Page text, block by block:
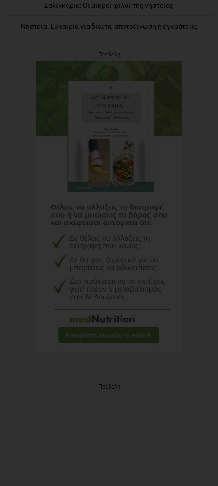
Σαλιγκάρια: Οι μικροί φίλοι της νηστείας
Νηστεία. Ευκαιρία για δίαιτα, αποτοξίνωση ή εγκράτεια;
Προβολή
Προβολή